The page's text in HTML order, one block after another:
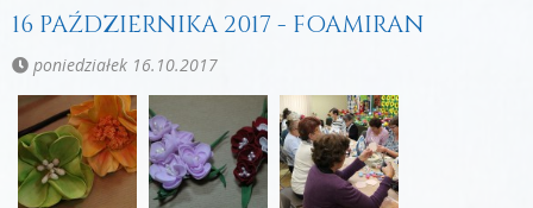
16 PAŹDZIERNIKA 2017 - FOAMIRAN
poniedziałek 16.10.2017